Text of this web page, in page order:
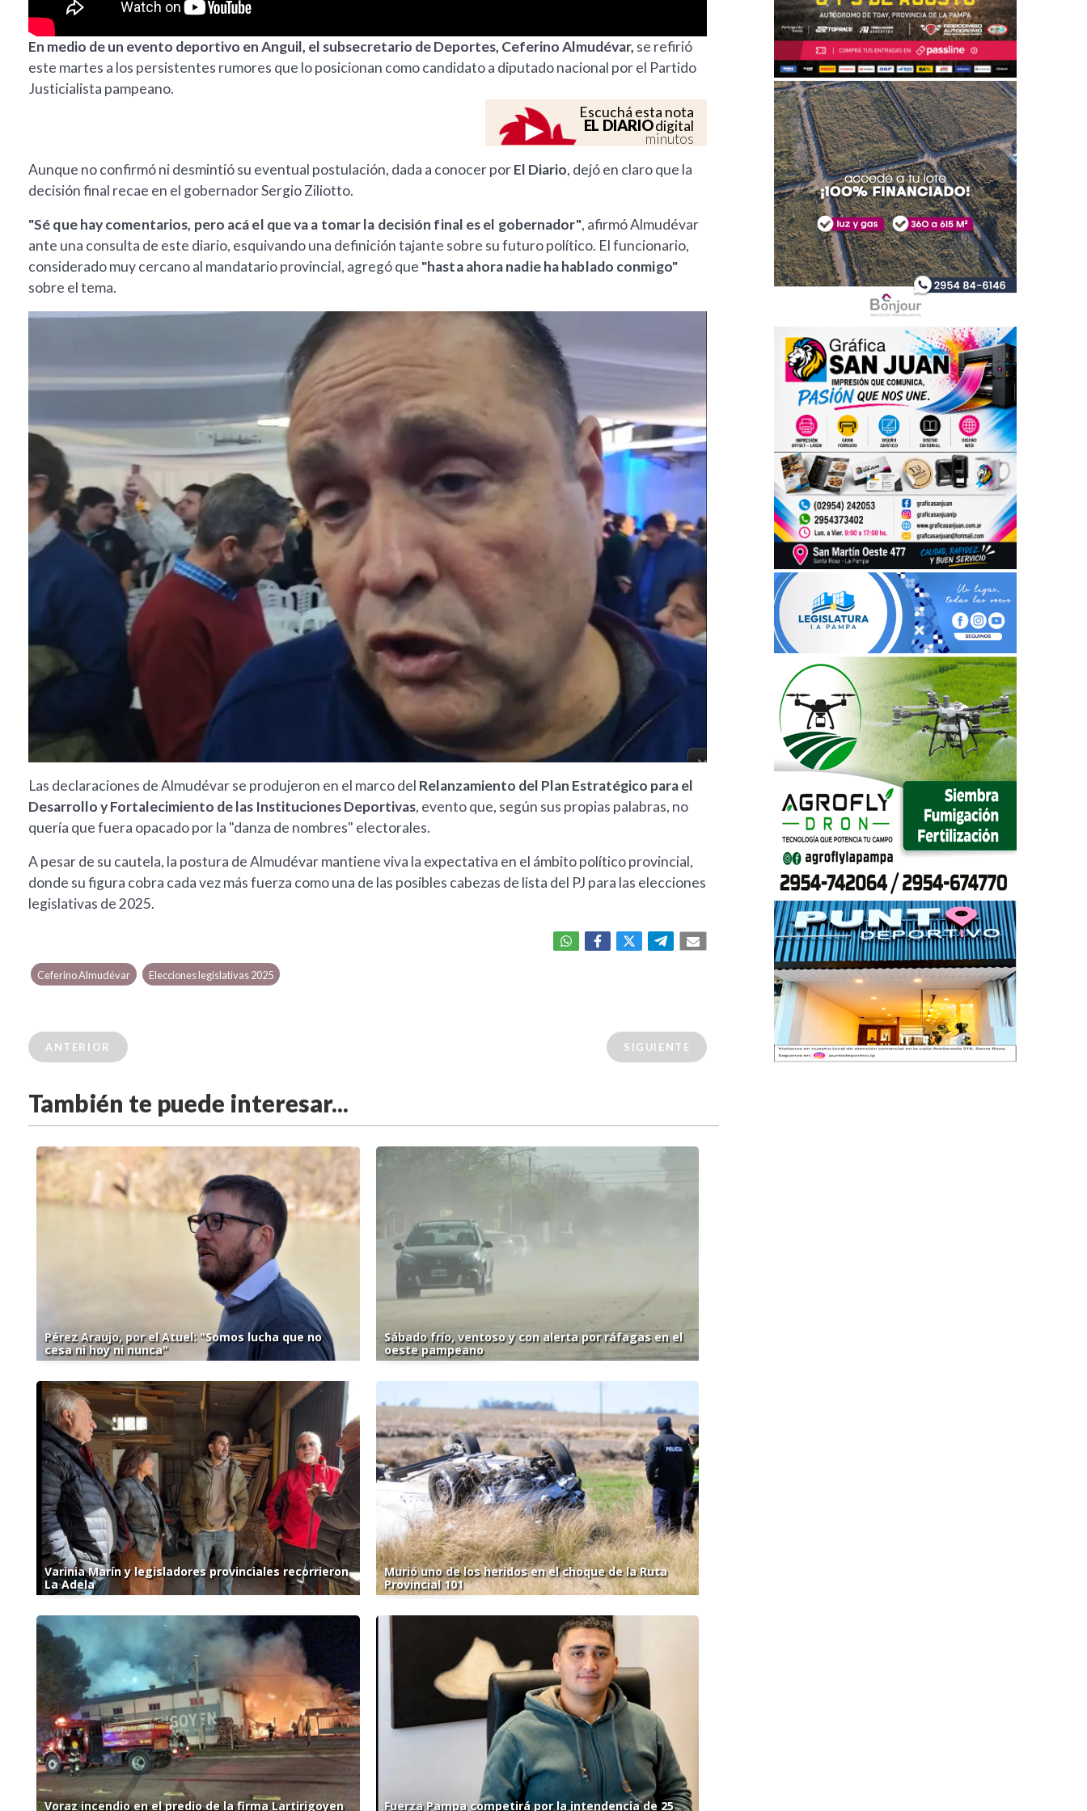
En medio de un evento deportivo en Anguil, el subsecretario de Deportes, Ceferino Almudévar, se refirió
este martes a los persistentes rumores que lo posicionan como candidato a diputado nacional por el Partido
Justicialista pampeano.
Escuchá esta nota
EL DIARIOdigital
minutos
Aunque no confirmó ni desmintió su eventual postulación, dada a conocer porEl Diario, dejó en claro que la
decisión final recae en el gobernador Sergio Ziliotto.
"Sé que hay comentarios, pero acá el que va a tomar la decisión final es el gobernador", afirmó Almudévar
ante una consulta de este diario, esquivando una definición tajante sobre su futuro político. El funcionario,
considerado muy cercano al mandatario provincial, agregó que "hasta ahora nadie ha hablado conmigo"
sobre el tema.
Las declaraciones de Almudévar se produjeron en el marco del Relanzamiento del Plan Estratégico para el
Desarrollo y Fortalecimiento de las Instituciones Deportivas, evento que, según sus propias palabras, no
quería que fuera opacado por la "danza de nombres" electorales.
A pesar de su cautela, la postura de Almudévar mantiene viva la expectativa en el ámbito político provincial,
donde su figura cobra cada vez más fuerza como una de las posibles cabezas de lista del PJ para las elecciones
legislativas de 2025.
Ceferino Almudévar Elecciones legislativas 2025
ANTERIOR SIGUIENTE
También te puede interesar...
Pérez Araujo, por el Atuel: "Somos lucha que no
cesa ni hoy ni nunca"
Sábado frío, ventoso y con alerta por ráfagas en el
oeste pampeano
Varinia Marín y legisladores provinciales recorrieron
La Adela
Murió uno de los heridos en el choque de la Ruta
Provincial 101
Voraz incendio en el predio de la firma Lartirigoyen
Fuerza Pampa competirá por la intendencia de 25